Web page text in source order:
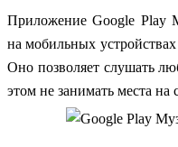
Приложение Google Play
на мобильных
Оно позволяет слушать
этом не занимать места на